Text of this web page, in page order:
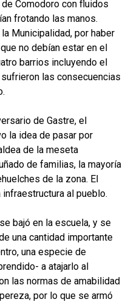
Comodoro con fluidos
frotando las manos.
Municipalidad, por haber
no debían estar en el
barrios incluyendo el
las consecuencias
de Gastre, el
la idea de pasar por
de la meseta
de familias, la mayoría
de la zona. El
al pueblo.
bajó en la escuela, y se
una cantidad importante
una especie de
a atajarlo al
las normas de amabilidad
por lo que se armó